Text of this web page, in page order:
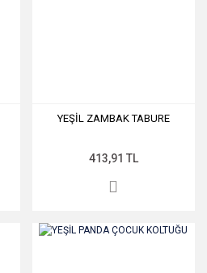
YEŞİL ZAMBAK TABURE
413,91 TL